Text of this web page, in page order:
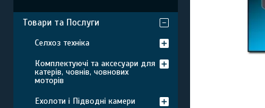
Товари та Послуги
Селхоз техніка
Комплектуючі та аксесуари для
катерів, човнів, човнових
моторів
Ехолоти і Підводні камери